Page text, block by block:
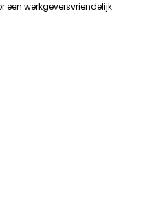
werkgeversvriendelijk